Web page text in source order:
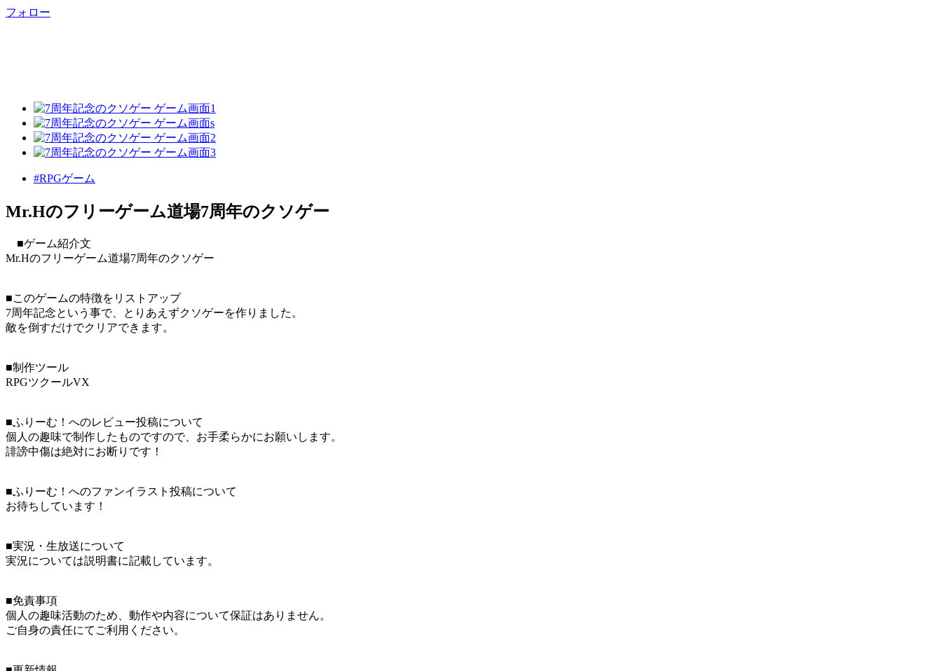
フォロー
#RPGゲーム
Mr.Hのフリーゲーム道場7周年のクソゲー
■ゲーム紹介文
Mr.Hのフリーゲーム道場7周年のクソゲー
■このゲームの特徴をリストアップ
7周年記念という事で、とりあえずクソゲーを作りました。
敵を倒すだけでクリアできます。
■制作ツール
RPGツクールVX
■ふりーむ！へのレビュー投稿について
個人の趣味で制作したものですので、お手柔らかにお願いします。
誹謗中傷は絶対にお断りです！
■ふりーむ！へのファンイラスト投稿について
お待ちしています！
■実況・生放送について
実況については説明書に記載しています。
■免責事項
個人の趣味活動のため、動作や内容について保証はありません。
ご自身の責任にてご利用ください。